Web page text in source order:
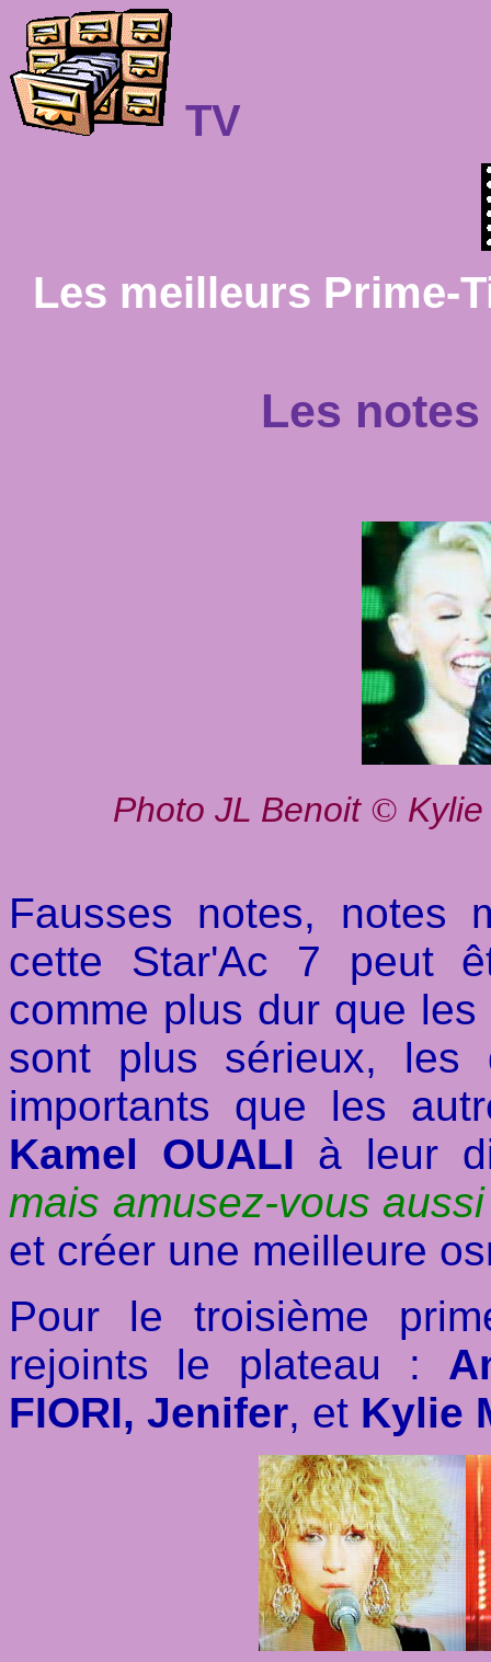
TV
Les meilleurs Prime-
Les
Photo JL Benoit ©
Fausses notes, notes
cette Star'Ac 7 peut
comme plus dur que
sont plus sérieux, les
importants que les
Kamel OUALI à leur
mais amusez-vous
et créer une meilleure
Pour le troisième
rejoints le plateau :
FIORI, Jenifer, et Kylie